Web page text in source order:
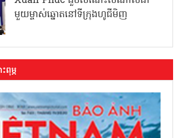
មួយម្ចាស់ឆ្នោតនៅទីក្រុងហូជីមិញ
ពុម្ភ